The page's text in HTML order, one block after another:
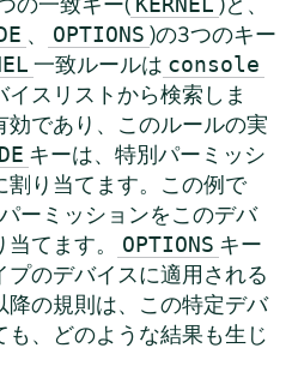
、 OPTIONS )の3つのキー
一致ルールは console
スリストから検索しま
であり、このルールの実
キーは、特別パーミッシ
割り当てます。この例で
ーミッションをこのデバ
てます。
OPTIONS キー
のデバイスに適用される
の規則は、この特定デバ
、どのような結果も生じ